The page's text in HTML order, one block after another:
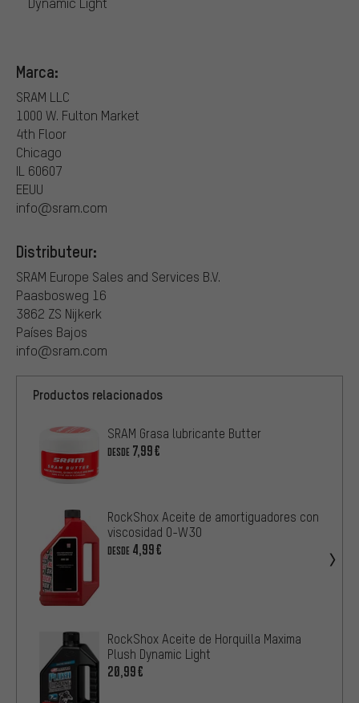
Marca:
SRAM LLC
1000 W. Fulton Market
4th Floor
Chicago
IL 60607
EEUU
info@sram.com
Distributeur:
SRAM Europe Sales and Services B.V.
Paasbosweg 16
3862 ZS Nijkerk
Países Bajos
info@sram.com
Productos relacionados
SRAM Grasa lubricante Butter
DESDE 7,99€
RockShox Aceite de amortiguadores con
viscosidad 0-W30
DESDE 4,99€
RockShox Aceite de Horquilla Maxima
Plush Dynamic Light
20,99€